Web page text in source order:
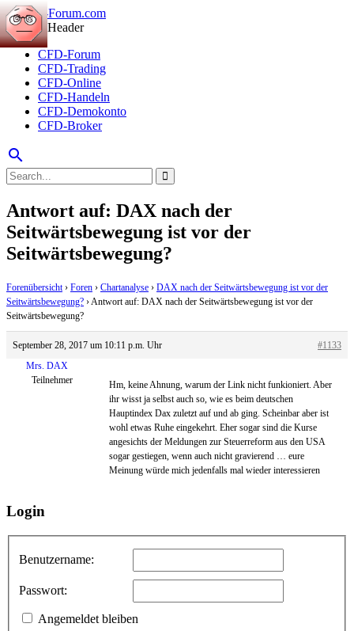
CFD-Forum
CFD-Trading
CFD-Online
CFD-Handeln
CFD-Demokonto
CFD-Broker
search
Antwort auf: DAX nach der
Seitwärtsbewegung ist vor der
Seitwärtsbewegung?
Forenübersicht › Foren › Chartanalyse › DAX nach der Seitwärtsbewegung ist vor der
Seitwärtsbewegung? ›Antwort auf: DAX nach der Seitwärtsbewegung ist vor der
Seitwärtsbewegung?
September 28, 2017 um 10:11 p.m. Uhr
#1133
Mrs. DAX
Teilnehmer
Hm, keine Ahnung, warum der Link nicht funkioniert. Aber
ihr wisst ja selbst auch so, wie es beim deutschen
Hauptindex Dax zuletzt auf und ab ging. Scheinbar aber ist
wohl etwas Ruhe eingekehrt. Eher sogar sind die Kurse
angesichts der Meldungen zur Steuerreform aus den USA
sogar gestiegen, wenn auch nicht gravierend … eure
Meinung würde mich jedenfalls mal wieder interessieren
Login
Benutzername:
Passwort:
Angemeldet bleiben